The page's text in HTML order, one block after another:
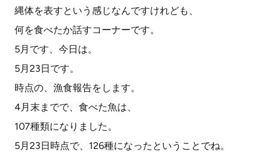
縄体を表すという感じなんですけれども、
何を食べたか話すコーナーです。
5月です、今日は。
5月23日です。
時点の、漁食報告をします。
4月末までで、食べた魚は、
107種類になりました。
5月23日時点で、126種になったということでね。